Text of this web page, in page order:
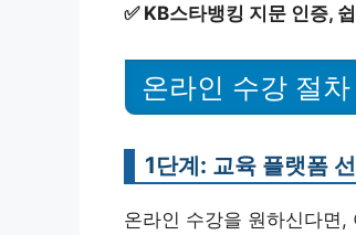
✅ KB스타뱅킹 지문 인증,
온라인 수강 절차
1단계: 교육 플랫폼
온라인 수강을 원하신다면